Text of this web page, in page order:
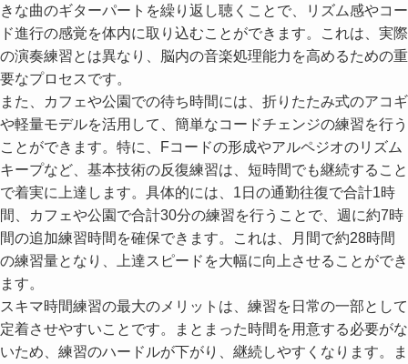
きな曲のギターパートを繰り返し聴くことで、リズム感やコー
ド進行の感覚を体内に取り込むことができます。これは、実際
の演奏練習とは異なり、脳内の音楽処理能力を高めるための重
要なプロセスです。
また、カフェや公園での待ち時間には、折りたたみ式のアコギ
や軽量モデルを活用して、簡単なコードチェンジの練習を行う
ことができます。特に、Fコードの形成やアルペジオのリズム
キープなど、基本技術の反復練習は、短時間でも継続すること
で着実に上達します。具体的には、1日の通勤往復で合計1時
間、カフェや公園で合計30分の練習を行うことで、週に約7時
間の追加練習時間を確保できます。これは、月間で約28時間
の練習量となり、上達スピードを大幅に向上させることができ
ます。
スキマ時間練習の最大のメリットは、練習を日常の一部として
定着させやすいことです。まとまった時間を用意する必要がな
いため、練習のハードルが下がり、継続しやすくなります。ま